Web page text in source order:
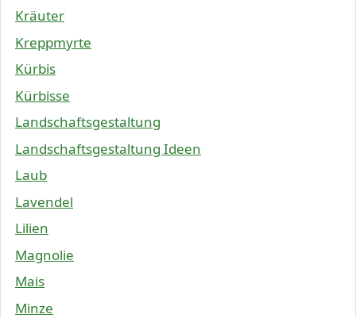
Kräuter
Kreppmyrte
Kürbis
Kürbisse
Landschaftsgestaltung
Landschaftsgestaltung Ideen
Laub
Lavendel
Lilien
Magnolie
Mais
Minze